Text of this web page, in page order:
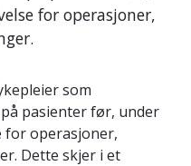
for operasjoner,
som
pasienter før, under
for operasjoner,
Dette skjer i et